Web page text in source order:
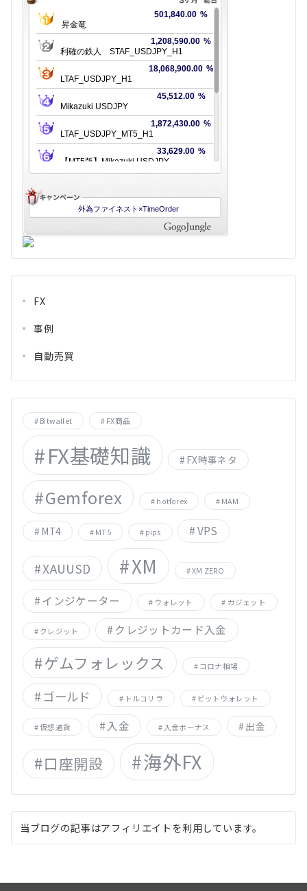
FX
事例
自動売買
Bitwallet FX商品
FX基礎知識 FX時事ネタ
Gemforex hotforex MAM
MT4 MT5 pips VPS
XAUUSD XM XM ZERO
インジケーター ウォレット ガジェット
クレジット クレジットカード入金
ゲムフォレックス コロナ相場
ゴールド トルコリラ ビットウォレット
仮想通貨 入金 入金ボーナス 出金
口座開設 海外FX
当ブログの記事はアフィリエイトを利用しています。